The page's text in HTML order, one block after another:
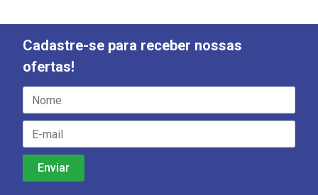
Cadastre-se para receber nossas
ofertas!